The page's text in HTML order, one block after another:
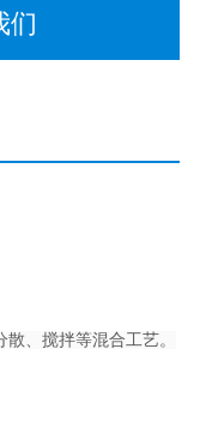
们
、搅拌等混合工艺。